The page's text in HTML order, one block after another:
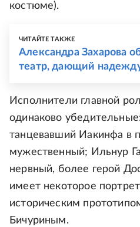
костюме).
ЧИТАЙТЕ ТАКЖЕ
Александра Захарова
театр, дающий
Исполнители главной
одинаково
танцевавший Иакинфа в
мужественный; Ильнур
нервный, более герой
имеет некоторое
историческим
Бичуриным.